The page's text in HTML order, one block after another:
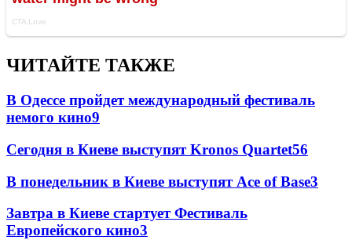
ЧИТАЙТЕ ТАКЖЕ
В Одессе пройдет международный фестиваль
немого кино9
Сегодня в Киеве выступят Kronos Quartet56
В понедельник в Киеве выступят Ace of Base3
Завтра в Киеве стартует Фестиваль
Европейского кино3